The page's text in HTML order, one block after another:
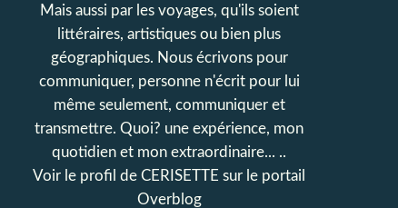
Mais aussi par les voyages, qu'ils soient
littéraires, artistiques ou bien plus
géographiques. Nous écrivons pour
communiquer, personne n'écrit pour lui
même seulement, communiquer et
transmettre. Quoi? une expérience, mon
quotidien et mon extraordinaire... ..
Voir le profil de CERISETTE sur le portail
Overblog